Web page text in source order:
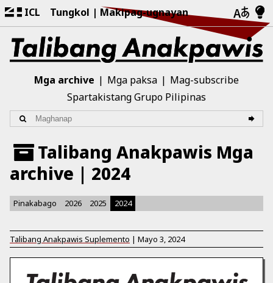
ICL Tungkol Makipag-ugnayan
Mga archive Mga paksa
Mag-subscribe
Spartakistang Grupo Pilipinas
Talibang Anakpawis Mga
archive | 2024
Pinakabago 2026 2025 2024
Talibang Anakpawis Suplemento | Mayo 3, 2024